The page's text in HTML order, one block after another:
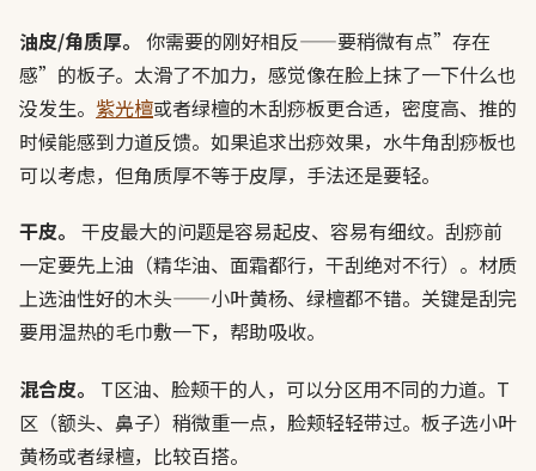
油皮/角质厚。 你需要的刚好相反——要稍微有点”存在
感”的板子。太滑了不加力，感觉像在脸上抹了一下什么也
没发生。 紫光檀或者绿檀的木刮痧板更合适，密度高、推的
时候能感到力道反馈。如果追求出痧效果，水牛角刮痧板也
可以考虑，但角质厚不等于皮厚，手法还是要轻。
干皮。 干皮最大的问题是容易起皮、容易有细纹。刮痧前
一定要先上油（精华油、面霜都行，干刮绝对不行）。材质
上选油性好的木头——小叶黄杨、绿檀都不错。关键是刮完
要用温热的毛巾敷一下，帮助吸收。
混合皮。
T区油、脸颊干的人，可以分区用不同的力道。T
区（额头、鼻子）稍微重一点，脸颊轻轻带过。板子选小叶
黄杨或者绿檀，比较百搭。